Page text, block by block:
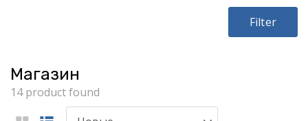
Filter
Магазин
14 product found